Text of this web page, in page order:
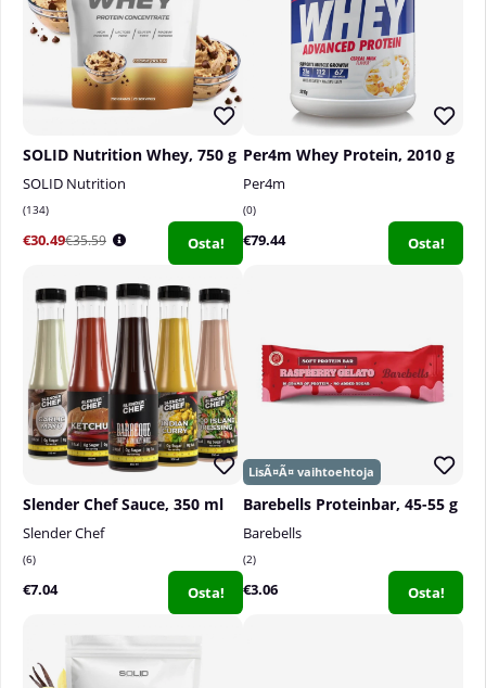
Annokset per pakkaus
: Tämä pakkaus sisältää
2200 grammaa, mikä vastaa noin 10 annosta
suositellun päivittäisen 220 gramman jauheen
saannin mukaan.
SOLID Nutrition Whey, 750 g
SOLID Nutrition
134
€30.49€35.59 Osta!
Per4m Whey Protein, 2010 g
Per4m
0
€79.44 Osta!
Slender Chef Sauce, 350 ml
Slender Chef
6
€7.04 Osta!
Barebells Proteinbar, 45-55 g
Barebells
2
€3.06 Osta!